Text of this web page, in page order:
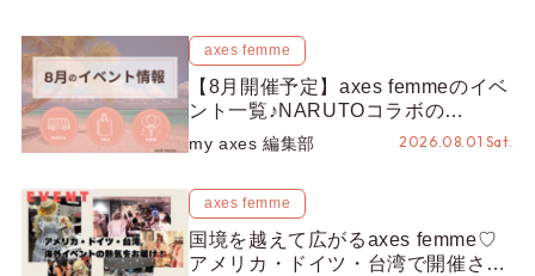
とポイントが手に入る◎
axes femme
【8月開催予定】axes femmeのイベ
ント一覧♪NARUTOコラボの
REZEN POPUPから、プチYour
Stage.、ティーパーティまで！8月
my axes 編集部 2026.08.01 Sat.
axes femme
国境を越えて広がるaxes femme♡
アメリカ・ドイツ・台湾で開催され